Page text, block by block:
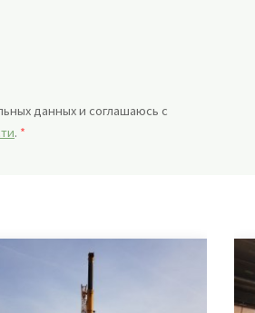
данных и соглашаюсь с
. *